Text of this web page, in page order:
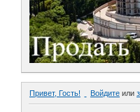
Привет, Гость! Войдите или